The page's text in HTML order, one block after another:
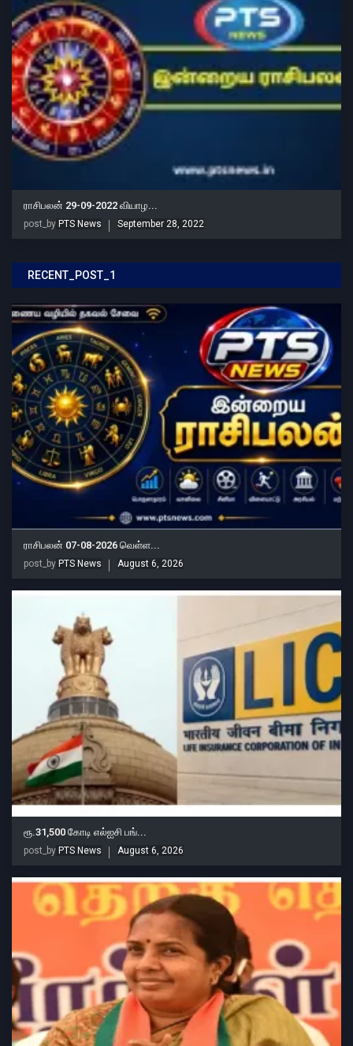
ராசிபலன் 29-09-2022 வியாழ...
post_by PTS News September 28, 2022
RECENT_POST_1
ராசிபலன் 07-08-2026 வெள்ள...
post_by PTS News August 6, 2026
ரூ.31,500 கோடி எல்ஐசி பங்...
post_by PTS News August 6, 2026